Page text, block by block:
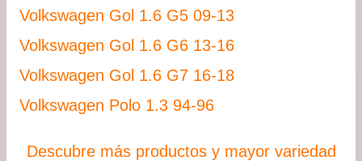
Volkswagen Gol 1.6 G5 09-13
Volkswagen Gol 1.6 G6 13-16
Volkswagen Gol 1.6 G7 16-18
Volkswagen Polo 1.3 94-96
Descubre más productos y mayor variedad